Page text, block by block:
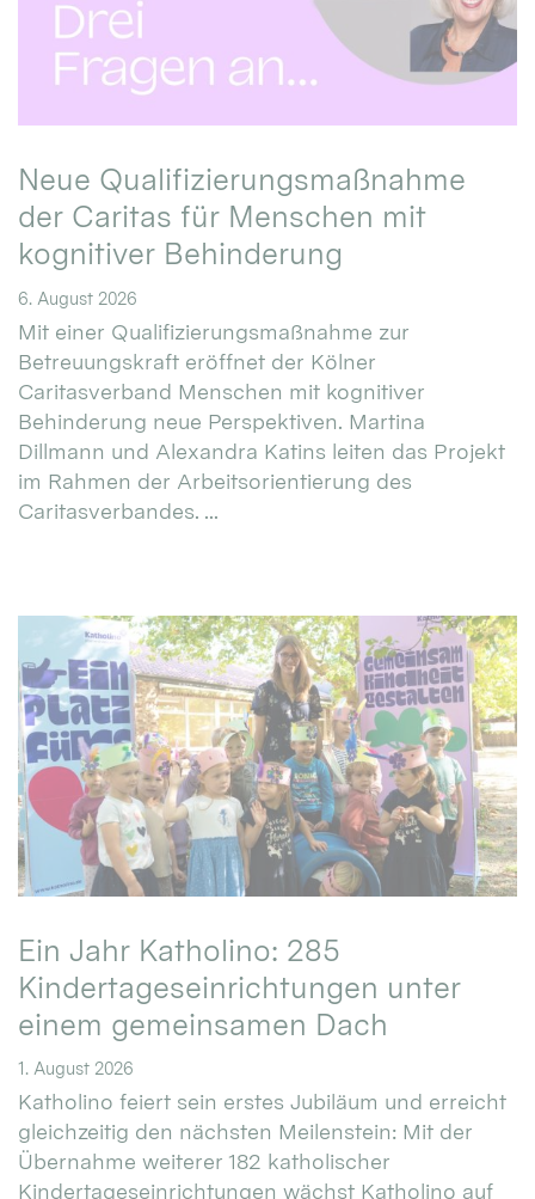
Neue Qualifizierungsmaßnahme
der Caritas für Menschen mit
kognitiver Behinderung
6. August 2026
Mit einer Qualifizierungsmaßnahme zur
Betreuungskraft eröffnet der Kölner
Caritasverband Menschen mit kognitiver
Behinderung neue Perspektiven. Martina
Dillmann und Alexandra Katins leiten das Projekt
im Rahmen der Arbeitsorientierung des
Caritasverbandes. ...
Ein Jahr Katholino: 285
Kindertageseinrichtungen unter
einem gemeinsamen Dach
1. August 2026
Katholino feiert sein erstes Jubiläum und erreicht
gleichzeitig den nächsten Meilenstein: Mit der
Übernahme weiterer 182 katholischer
Kindertageseinrichtungen wächst Katholino auf